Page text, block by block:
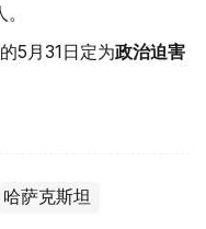
5月31日定为政治迫害
哈萨克斯坦